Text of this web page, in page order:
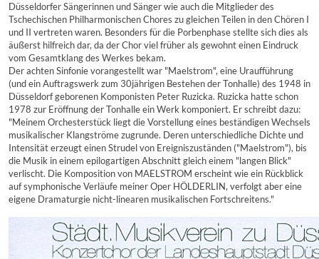
Düsseldorfer Sängerinnen und Sänger wie auch die Mitglieder des
Tschechischen Philharmonischen Chores zu gleichen Teilen in den Chören I
und II vertreten waren. Besonders für die Porbenphase stellte sich dies als
äußerst hilfreich dar, da der Chor viel früher als gewohnt einen Eindruck
vom Gesamtklang des Werkes bekam.
Der achten Sinfonie vorangestellt war "Maelstrom", eine Uraufführung
(und ein Auftragswerk zum 30jährigen Bestehen der Tonhalle) des 1948 in
Düsseldorf geborenen Komponisten Peter Ruzicka. Ruzicka hatte schon
1978 zur Eröffnung der Tonhalle ein Werk komponiert. Er schreibt dazu:
"Meinem Orchesterstück liegt die Vorstellung eines beständigen Wechsels
musikalischer Klangströme zugrunde. Deren unterschiedliche Dichte und
Intensität erzeugt einen Strudel von Ereigniszuständen ("Maelstrom"), bis
die Musik in einem epilogartigen Abschnitt gleich einem "langen Blick"
verlischt. Die Komposition von MAELSTROM erscheint wie ein Rückblick
auf symphonische Verläufe meiner Oper HÖLDERLIN, verfolgt aber eine
eigene Dramaturgie nicht-linearen musikalischen Fortschreitens."